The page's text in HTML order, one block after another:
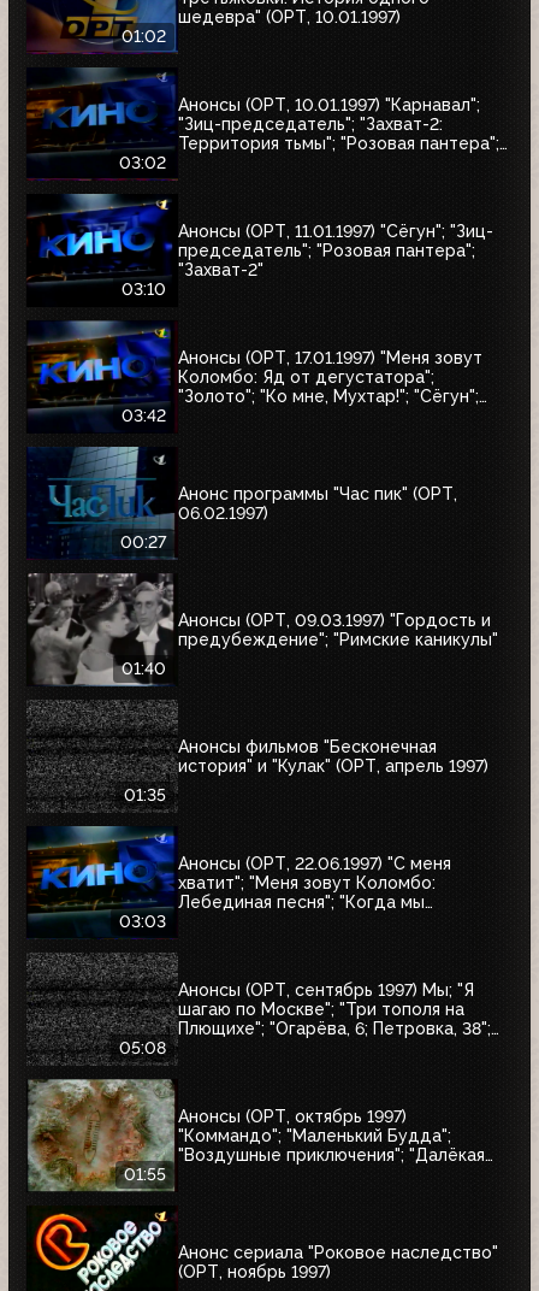
01:02
шедевра" (ОРТ, 10.01.1997)
03:02
Анонсы (ОРТ, 10.01.1997) "Карнавал";
"Зиц-председатель"; "Захват-2:
Территория тьмы"; "Розовая пантера";
03:10
Анонсы (ОРТ, 11.01.1997) "Сёгун"; "Зиц-
председатель"; "Розовая пантера";
"Захват-2"
03:42
Анонсы (ОРТ, 17.01.1997) "Меня зовут
Коломбо: Яд от дегустатора";
"Золото"; "Ко мне, Мухтар!"; "Сёгун";
00:27
Анонс программы "Час пик" (ОРТ,
06.02.1997)
01:40
Анонсы (ОРТ, 09.03.1997) "Гордость и
предубеждение"; "Римские каникулы"
01:35
Анонсы фильмов "Бесконечная
история" и "Кулак" (ОРТ, апрель 1997)
03:03
Анонсы (ОРТ, 22.06.1997) "С меня
хватит"; "Меня зовут Коломбо:
Лебединая песня"; "Когда мы
05:08
Анонсы (ОРТ, сентябрь 1997) Мы; "Я
шагаю по Москве"; "Три тополя на
Плющихе"; "Огарёва, 6; Петровка, 38";
01:55
Анонсы (ОРТ, октябрь 1997)
"Коммандо"; "Маленький Будда";
"Воздушные приключения"; "Далёкая
Анонс сериала "Роковое наследство"
(ОРТ, ноябрь 1997)